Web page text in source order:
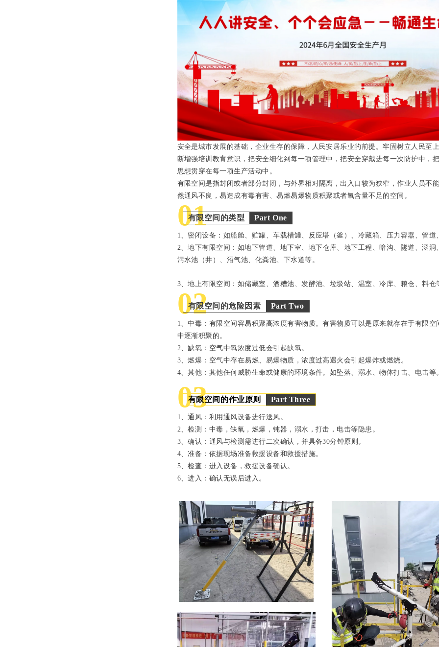
安全是城市发展的基础，企业生存的保障，人民安居乐业的前提。牢固树立人民至
断增强培训教育意识，把安全细化到每一项管理中，把安全穿戴进每一次防护中，
思想贯穿在每一项生产活动中。
有限空间是指封闭或者部分封闭，与外界相对隔离，出入口较为狭窄，作业人员不
然通风不良，易造成有毒有害、易燃易爆物质积聚或者氧含量不足的空间。
01
有限空间的类型 Part One
1、密闭设备：如船舱、贮罐、车载槽罐、反应塔（釜）、冷藏箱、压力容器、管道
2、地下有限空间：如地下管道、地下室、地下仓库、地下工程、暗沟、隧道、涵洞
污水池（井）、沼气池、化粪池、下水道等。
3、地上有限空间：如储藏室、酒糟池、发酵池、垃圾站、温室、冷库、粮仓、料仓
02
有限空间的危险因素 Part Two
1、中毒：有限空间容易积聚高浓度有害物质。有害物质可以是原来就存在于有限
中逐渐积聚的。
2、缺氧：空气中氧浓度过低会引起缺氧。
3、燃爆：空气中存在易燃、易爆物质，浓度过高遇火会引起爆炸或燃烧。
4、其他：其他任何威胁生命或健康的环境条件。如坠落、溺水、物体打击、电击等
03
有限空间的作业原则 Part Three
1、通风：利用通风设备进行送风。
2、检测：中毒，缺氧，燃爆，钝器，溺水，打击，电击等隐患。
3、确认：通风与检测需进行二次确认，并具备30分钟原则。
4、准备：依据现场准备救援设备和救援措施。
5、检查： 进入设备，救援设备确认。
6、进入：确认无误后进入。